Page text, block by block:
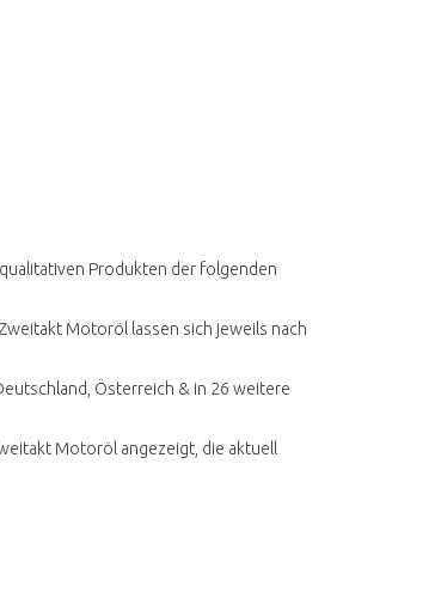
Produkten der folgenden
Motoröl lassen sich jeweils nach
Österreich & in 26 weitere
Motoröl angezeigt, die aktuell